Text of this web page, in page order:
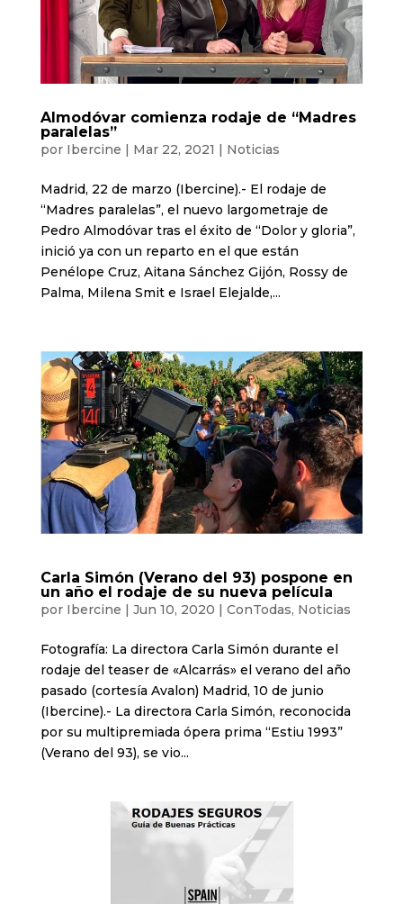
Almodóvar comienza rodaje de “Madres
paralelas”
por Ibercine Mar 22, 2021 Noticias
Madrid, 22 de marzo (Ibercine).- El rodaje de
“Madres paralelas”, el nuevo largometraje de
Pedro Almodóvar tras el éxito de “Dolor y gloria”,
inició ya con un reparto en el que están
Penélope Cruz, Aitana Sánchez Gijón, Rossy de
Palma, Milena Smit e Israel Elejalde,...
Carla Simón (Verano del 93) pospone en
un año el rodaje de su nueva película
por Ibercine | Jun 10, 2020 | ConTodas, Noticias
Fotografía: La directora Carla Simón durante el
rodaje del teaser de «Alcarrás» el verano del año
pasado (cortesía Avalon) Madrid, 10 de junio
(Ibercine).- La directora Carla Simón, reconocida
por su multipremiada ópera prima “Estiu 1993”
(Verano del 93), se vio...